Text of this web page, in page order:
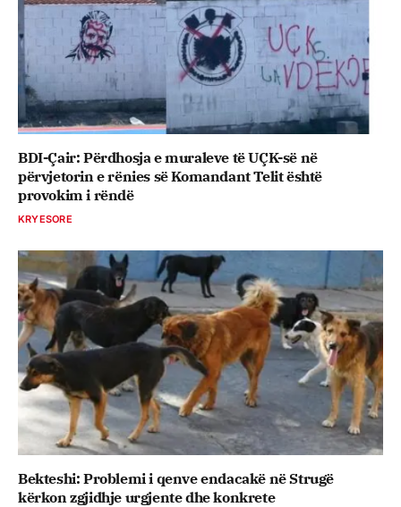
BDI-Çair: Përdhosja e muraleve të UÇK-së në
përvjetorin e rënies së Komandant Telit është
provokim i rëndë
KRYESORE
Bekteshi: Problemi i qenve endacakë në Strugë
kërkon zgjidhje urgjente dhe konkrete